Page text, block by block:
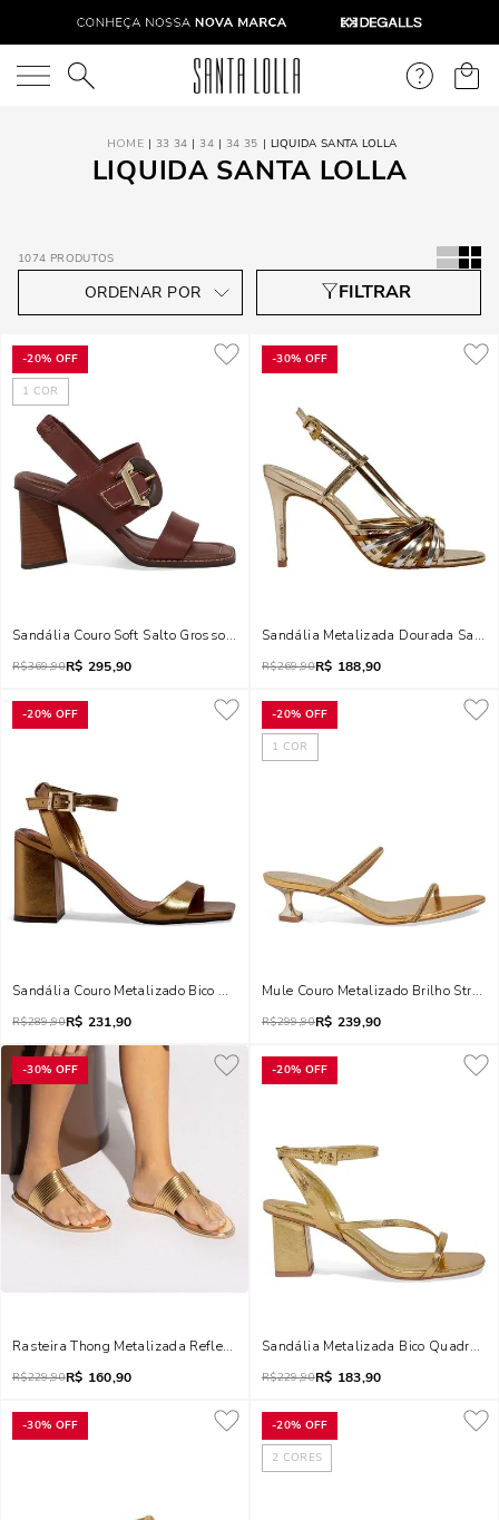
O que você está procurando?
33 34 34 34 35 LIQUIDA SANTA LOLLA
LIQUIDA SANTA LOLLA
1074 PRODUTOS
-20% OFF
1 COR
Sandália Couro Soft Salto Grosso Marrom Terracota
R$369,90R$ 295,90
-30% OFF
Sandália Metalizada Dourada Salto
R$269,90R$ 188,90
-20% OFF
Sandália Couro Metalizado Bico Quadrado Bronze
R$289,90R$ 231,90
-20% OFF
1 COR
Mule Couro Metalizado Brilho
R$299,90R$ 239,90
-30% OFF
Rasteira Thong Metalizada Reflexo Dourada
R$229,90R$ 160,90
-20% OFF
Sandália Metalizada Bico Quadrado
R$229,90R$ 183,90
-30% OFF -20% OFF
2 CORES